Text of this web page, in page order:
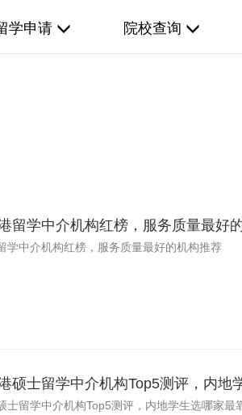
学申请 院校查询
留学中介机构红榜，服务质量最好
学中介机构红榜，服务质量最好的机构推荐
硕士留学中介机构Top5测评，内地
士留学中介机构Top5测评，内地学生选哪家最